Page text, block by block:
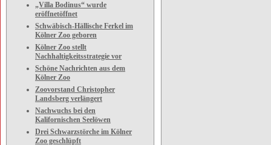
„Villa Bodinus“ wurde
eröffnetöffnet
Schwäbisch-Hällische Ferkel im
Kölner Zoo geboren
Kölner Zoo stellt
Nachhaltigkeitsstrategie vor
Schöne Nachrichten aus dem
Kölner Zoo
Zoovorstand Christopher
Landsberg verlängert
Nachwuchs bei den
Kalifornischen Seelöwen
Drei Schwarzstörche im Kölner
Zoo geschlüpft